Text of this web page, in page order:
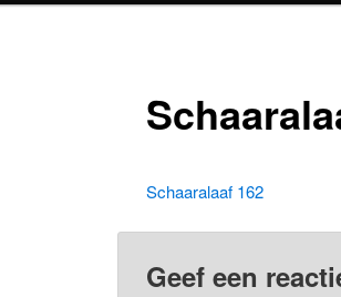
Schaaralaaf 162
Geef een